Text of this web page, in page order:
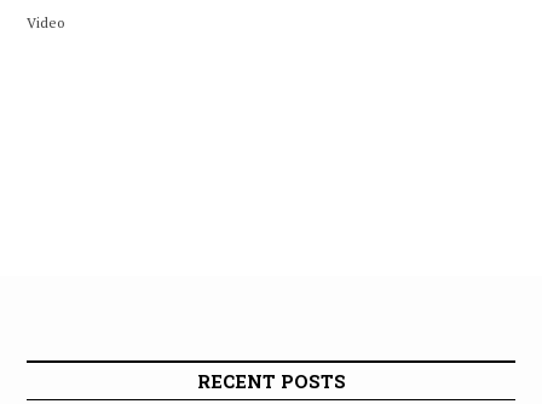
Video
RECENT POSTS